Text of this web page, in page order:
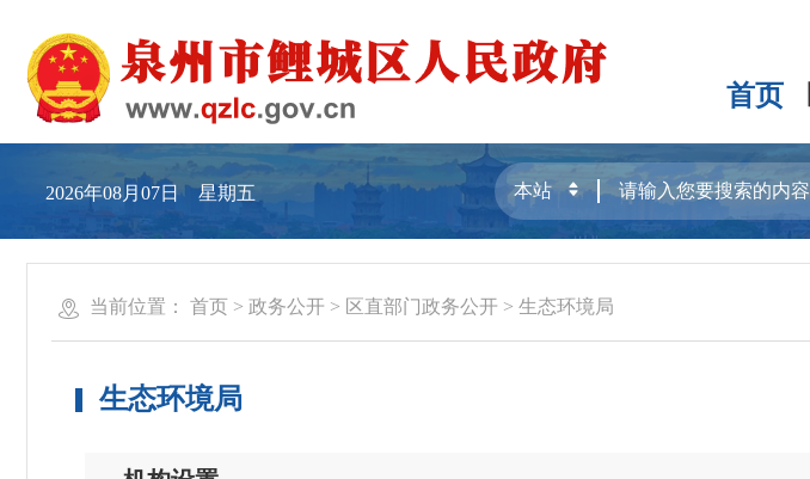
首页
2026年08月07日 星期五
当前位置： 首页 > 政务公开 > 区直部门政务公开 > 生态环境局
生态环境局